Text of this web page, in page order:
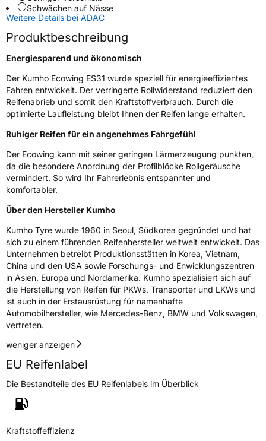
Weitere Eigenschaften
ZustandNeureifen
VerstärktXL
EU Label
EffizienzB
Nasshaftung
Rollgeräusch (dB)
70
FahrzeugklasseC1
3PMSF / Schneeflockensymbol / Alpine-Symbol Nein
EisgripNein
EPREL ID437276
Allgemeine Produktsicherheit (GPSR)
HerstellerkontaktKumho Tire Europe GmbH, KUMHO TIRE
Schwächen auf Nässe
Weitere Details bei ADAC
Produktbeschreibung
Energiesparend und ökonomisch
Der Kumho Ecowing ES31 wurde speziell für energieeffizientes
Fahren entwickelt. Der verringerte Rollwiderstand reduziert den
Reifenabrieb und somit den Kraftstoffverbrauch. Durch die
optimierte Laufleistung bleibt Ihnen der Reifen lange erhalten.
Ruhiger Reifen für ein angenehmes Fahrgefühl
Der Ecowing kann mit seiner geringen Lärmerzeugung punkten,
da die besondere Anordnung der Profilblöcke Rollgeräusche
vermindert. So wird Ihr Fahrerlebnis entspannter und
komfortabler.
Über den Hersteller Kumho
Kumho Tyre wurde 1960 in Seoul, Südkorea gegründet und hat
sich zu einem führenden Reifenhersteller weltweit entwickelt. Das
Unternehmen betreibt Produktionsstätten in Korea, Vietnam,
China und den USA sowie Forschungs- und Enwicklungszentren
in Asien, Europa und Nordamerika. Kumho spezialisiert sich auf
die Herstellung von Reifen für PKWs, Transporter und LKWs und
ist auch in der Erstausrüstung für namenhafte
Automobilhersteller, wie Mercedes-Benz, BMW und Volkswagen,
vertreten.
weniger anzeigen
EU Reifenlabel
Die Bestandteile des EU Reifenlabels im Überblick
Kraftstoffeffizienz